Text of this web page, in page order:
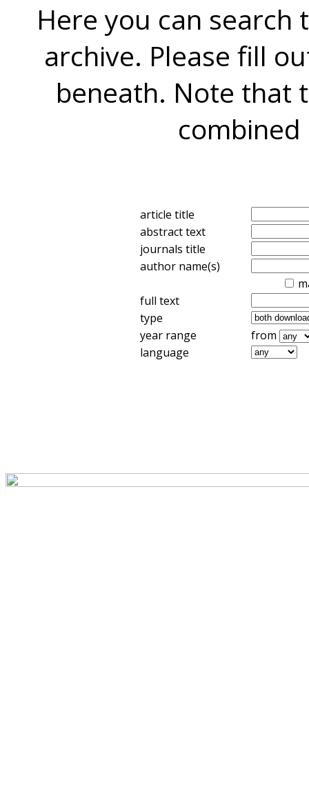
Here you can search
archive. Please fill
beneath. Note that
combined
article title
abstract text
journals title
author name(s)
full text
type
year range
from
language